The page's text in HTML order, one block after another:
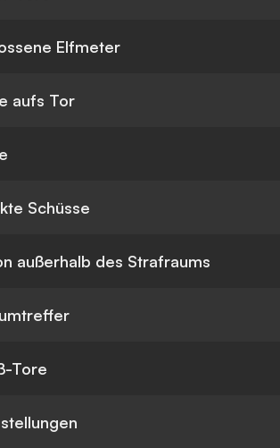
Elfmeter
aufs Tor
Schüsse
außerhalb des Strafraums
Tore